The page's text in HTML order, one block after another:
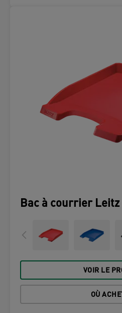
Bac à courrier
VOIR LE
OÙ